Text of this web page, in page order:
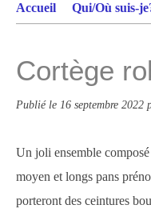
Accueil Qui/Où suis-
Cortège
Publié le 16 septembre 2022
Un joli ensemble
moyen et longs pans
porteront des ceintures